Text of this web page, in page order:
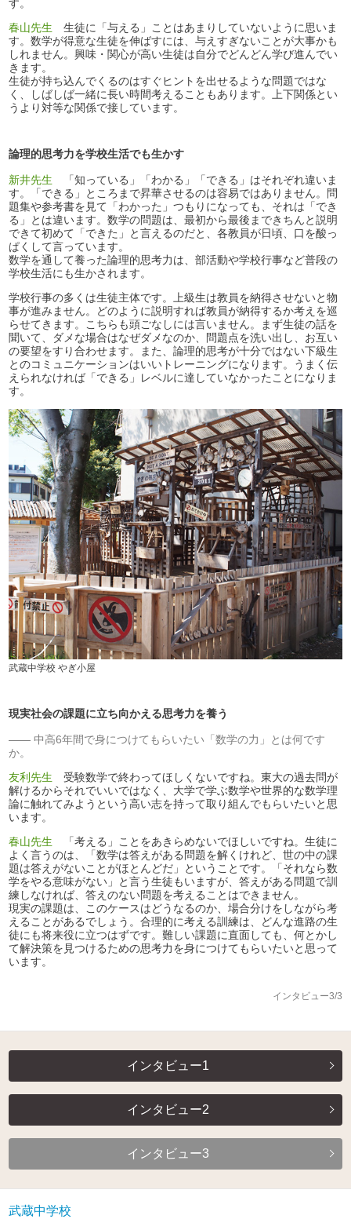
す。
春山先生 生徒に「与える」ことはあまりしていないように思いま
す。数学が得意な生徒を伸ばすには、与えすぎないことが大事かも
しれません。興味・関心が高い生徒は自分でどんどん学び進んでい
きます。
生徒が持ち込んでくるのはすぐヒントを出せるような問題ではな
く、しばしば一緒に長い時間考えることもあります。上下関係とい
うより対等な関係で接しています。
論理的思考力を学校生活でも生かす
新井先生 「知っている」「わかる」「できる」はそれぞれ違いま
す。「できる」ところまで昇華させるのは容易ではありません。問
題集や参考書を見て「わかった」つもりになっても、それは「でき
る」とは違います。数学の問題は、最初から最後まできちんと説明
できて初めて「できた」と言えるのだと、各教員が日頃、口を酸っ
ぱくして言っています。
数学を通して養った論理的思考力は、部活動や学校行事など普段の
学校生活にも生かされます。
学校行事の多くは生徒主体です。上級生は教員を納得させないと物
事が進みません。どのように説明すれば教員が納得するか考えを巡
らせてきます。こちらも頭ごなしには言いません。まず生徒の話を
聞いて、ダメな場合はなぜダメなのか、問題点を洗い出し、お互い
の要望をすり合わせます。また、論理的思考が十分ではない下級生
とのコミュニケーションはいいトレーニングになります。うまく伝
えられなければ「できる」レベルに達していなかったことになりま
す。
武蔵中学校 やぎ小屋
現実社会の課題に立ち向かえる思考力を養う
中高6年間で身につけてもらいたい「数学の力」とは何です
か。
友利先生 受験数学で終わってほしくないですね。東大の過去問が
解けるからそれでいいではなく、大学で学ぶ数学や世界的な数学理
論に触れてみようという高い志を持って取り組んでもらいたいと思
います。
春山先生 「考える」ことをあきらめないでほしいですね。生徒に
よく言うのは、「数学は答えがある問題を解くけれど、世の中の課
題は答えがないことがほとんどだ」ということです。「それなら数
学をやる意味がない」と言う生徒もいますが、答えがある問題で訓
練しなければ、答えのない問題を考えることはできません。
現実の課題は、このケースはどうなるのか、場合分けをしながら考
えることがあるでしょう。合理的に考える訓練は、どんな進路の生
徒にも将来役に立つはずです。難しい課題に直面しても、何とかし
て解決策を見つけるための思考力を身につけてもらいたいと思って
います。
インタビュー3/3
インタビュー1
インタビュー2
インタビュー3
武蔵中学校